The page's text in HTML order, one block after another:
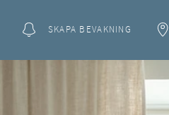
SKAPA BEVAKNING